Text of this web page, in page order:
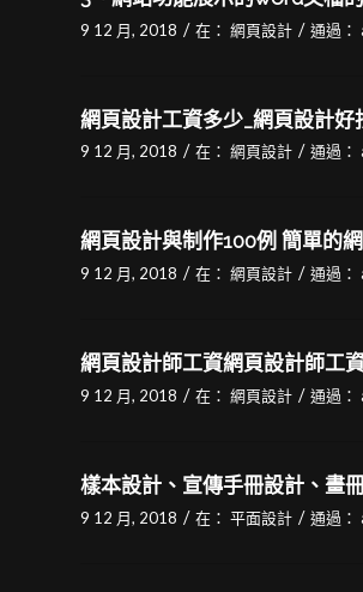
9 12 月, 2018 / 在： 網頁設計 / 通過：
網頁設計工資多少_網頁設計
9 12 月, 2018 / 在： 網頁設計 / 通過：
網頁設計與制作100例 簡單的
9 12 月, 2018 / 在： 網頁設計 / 通過：
網頁設計師工資網頁設計師工
9 12 月, 2018 / 在： 網頁設計 / 通過：
樣本設計、宣傳手冊設計、畫
9 12 月, 2018 / 在： 平面設計 / 通過：